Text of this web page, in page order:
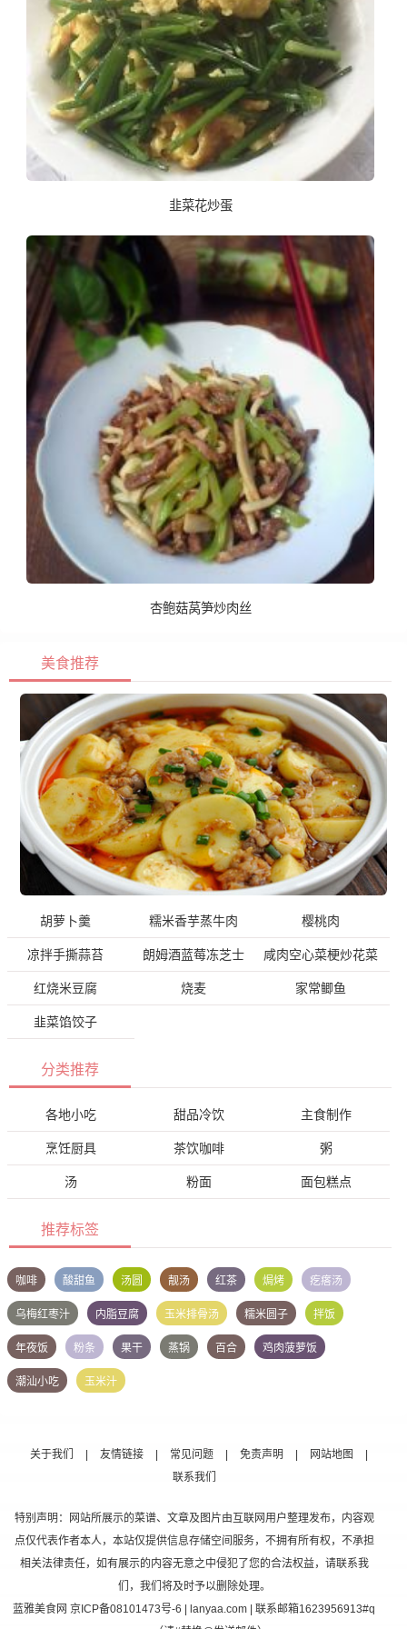
韭菜花炒蛋
杏鲍菇莴笋炒肉丝
美食推荐
胡萝卜羹 糯米香芋蒸牛肉 樱桃肉
凉拌手撕蒜苔 朗姆酒蓝莓冻芝士 咸肉空心菜梗炒花菜
红烧米豆腐 烧麦 家常鲫鱼
韭菜馅饺子
分类推荐
各地小吃 甜品冷饮 主食制作
烹饪厨具 茶饮咖啡 粥
汤 粉面 面包糕点
推荐标签
咖啡 酸甜鱼 汤圆 靓汤 红茶 焗烤 疙瘩汤
乌梅红枣汁 内脂豆腐 玉米排骨汤 糯米圆子 拌饭
年夜饭 粉条 果干 蒸锅 百合 鸡肉菠萝饭
潮汕小吃 玉米汁
关于我们 | 友情链接 | 常见问题 | 免责声明 | 网站地图
|
联系我们
特别声明：网站所展示的菜谱、文章及图片由互联网用户整理发布，内容观
点仅代表作者本人，本站仅提供信息存储空间服务，不拥有所有权，不承担
相关法律责任，如有展示的内容无意之中侵犯了您的合法权益，请联系我
们，我们将及时予以删除处理。
蓝雅美食网 京ICP备08101473号-6 | lanyaa.com | 联系邮箱1623956913#q